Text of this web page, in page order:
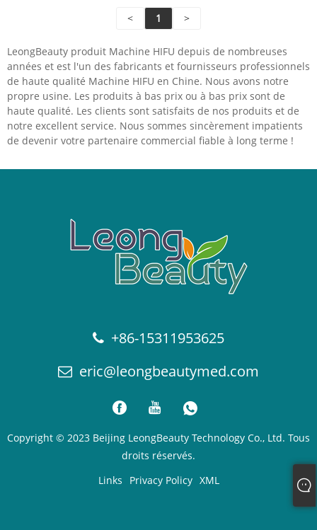
< 1 >
LeongBeauty produit Machine HIFU depuis de nombreuses
années et est l'un des fabricants et fournisseurs professionnels
de haute qualité Machine HIFU en Chine. Nous avons notre
propre usine. Les produits à bas prix ou à bas prix sont de
haute qualité. Les clients sont satisfaits de nos produits et de
notre excellent service. Nous sommes sincèrement impatients
de devenir votre partenaire commercial fiable à long terme !
+86-15311953625
eric@leongbeautymed.com
Copyright © 2023 Beijing LeongBeauty Technology Co., Ltd. Tous
droits réservés.
Links
Privacy Policy XML